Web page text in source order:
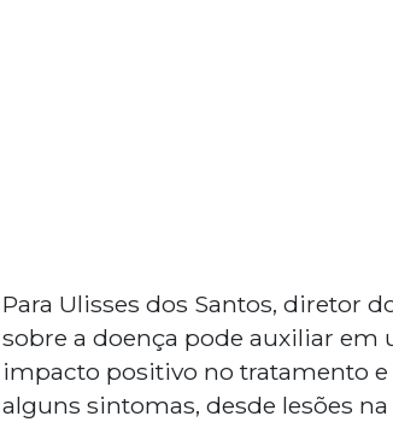
Para Ulisses dos Santos, diretor
sobre a doença pode auxiliar
impacto positivo no tratamento e
alguns sintomas, desde lesões